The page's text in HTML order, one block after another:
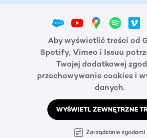
Aby wyświetlić treści od
Spotify, Vimeo i Issuu
Twojej dodatkowej
przechowywanie cookies i
danych.
WYŚWIETL ZEWNĘTRZNE
Zarządzanie zgodami